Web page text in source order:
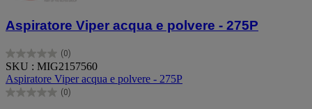
Aspiratore Viper acqua e polvere - 275P
(0)
0.0
su
5
stelle.
SKU : MIG2157560
Aspiratore Viper acqua e polvere - 275P
(0)
0.0